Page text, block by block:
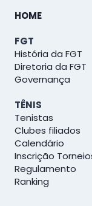
HOME
FGT
História da FGT
Diretoria da FGT
Governança
TÊNIS
Tenistas
Clubes filiados
Calendário
Inscrição
Regulamento
Ranking